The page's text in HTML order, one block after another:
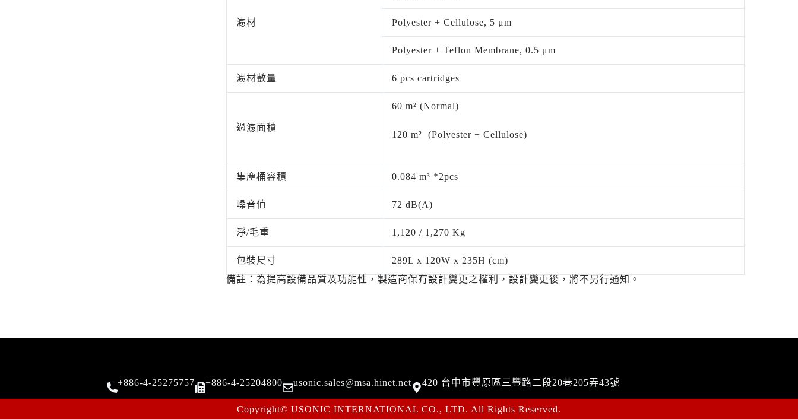
濾材 Polyester + Cellulose, 5 μm
Polyester + Teflon Membrane, 0.5 μm
濾材數量 6 pcs cartridges
過濾面積
60 m² (Normal)
120 m² (Polyester + Cellulose)
集塵桶容積 0.084 m³ *2pcs
噪音值 72 dB(A)
淨/毛重 1,120 / 1,270 Kg
包裝尺寸
289L x 120W x 235H (cm)
備註：為提高設備品質及功能性，製造商保有設計變更之權利，設計變更後，將不另行通知。
+886-4-25275757 +886-4-25204800 usonic.sales@msa.hinet.net 420 台中市豐原區三豐路二段20巷205弄43號
Copyright© USONIC INTERNATIONAL CO., LTD. All Rights Reserved.